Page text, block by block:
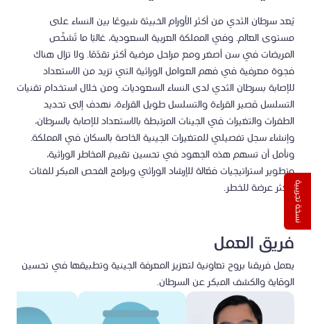
يُعد سرطان الثدي من أكثر الأورام الخبيثة شيوعًا بين النساء على
مستوى العالم. وفي المملكة العربية السعودية، غالبًا ما تُشخَّص
المريضات في سن أصغر ومع مراحل مرضية أكثر تقدّمًا. ولا تزال هناك
فجوة معرفية في فهم العوامل الوراثية التي تزيد من الاستعداد
للإصابة بسرطان الثدي لدى النساء السعوديات. ومن خلال استخدام تقنيات
التسلسل قصير القراءة والتسلسل طويل القراءة، نهدف إلى تحديد
الطفرات والتغيرات في الجينات المرتبطة بالاستعداد للإصابة بالسرطان،
وإنشاء سجل تفصيلي للمتغيرات الجينية الخاصة بالسكان في المملكة.
ونأمل أن تسهم هذه الجهود في تحسين تقييم المخاطر الوراثية،
وتطوير استراتيجيات فعّالة للإرشاد الوراثي وبرامج الفحص المبكر للفئات
الأكثر عرضة للخطر.
فريق العمل
يعمل فريقنا بروح تعاونية لتعزيز المعرفة الجينية وتطبيقها في تحسين
الوقاية والكشف المبكر عن السرطان.
نسخة تجريبية